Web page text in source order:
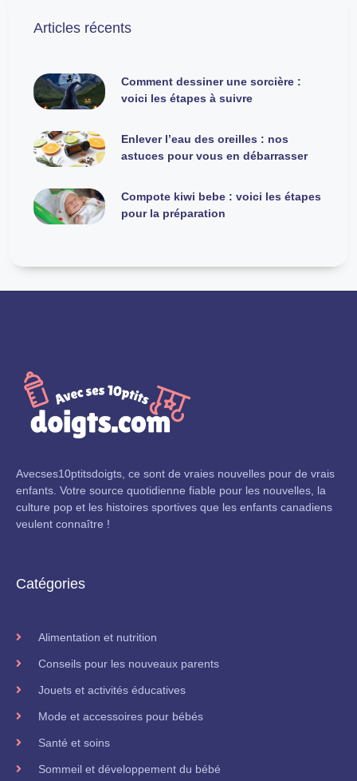
Articles récents
Comment dessiner une sorcière :
voici les étapes à suivre
Enlever l’eau des oreilles : nos
astuces pour vous en débarrasser
Compote kiwi bebe : voici les étapes
pour la préparation
Avecses10ptitsdoigts, ce sont de vraies nouvelles pour de vrais
enfants. Votre source quotidienne fiable pour les nouvelles, la
culture pop et les histoires sportives que les enfants canadiens
veulent connaître !
Catégories
Alimentation et nutrition
Conseils pour les nouveaux parents
Jouets et activités éducatives
Mode et accessoires pour bébés
Santé et soins
Sommeil et développement du bébé